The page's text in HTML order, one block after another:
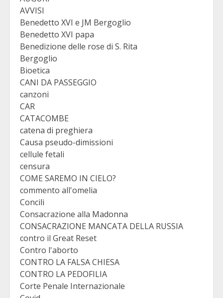
AVVISI
Benedetto XVI e JM Bergoglio
Benedetto XVI papa
Benedizione delle rose di S. Rita
Bergoglio
Bioetica
CANI DA PASSEGGIO
canzoni
CAR
CATACOMBE
catena di preghiera
Causa pseudo-dimissioni
cellule fetali
censura
COME SAREMO IN CIELO?
commento all'omelia
Concili
Consacrazione alla Madonna
CONSACRAZIONE MANCATA DELLA RUSSIA
contro il Great Reset
Contro l'aborto
CONTRO LA FALSA CHIESA
CONTRO LA PEDOFILIA
Corte Penale Internazionale